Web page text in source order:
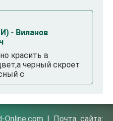
- Виланов
красить в
черный скроет
с
| Почта сайта: